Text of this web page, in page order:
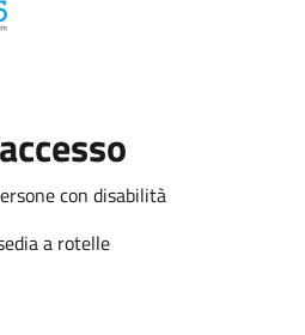
con disabilità
a rotelle